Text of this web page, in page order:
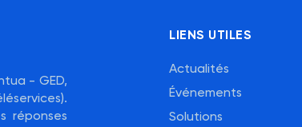
- GED,
réponses
LIENS UTILES
Actualités
Événements
Solutions